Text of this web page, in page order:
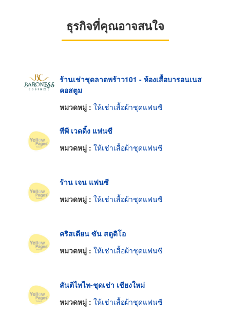
ธุรกิจที่คุณอาจสนใจ
ร้านเช่าชุดลาดพร้าว101 - ห้องเสื้อบารอนเนส
คอสตูม
หมวดหมู่ : ให้เช่าเสื้อผ้าชุดแฟนซี
พีพี เวดดิ้ง แฟนซี
หมวดหมู่ : ให้เช่าเสื้อผ้าชุดแฟนซี
ร้าน เจน แฟนซี
หมวดหมู่ : ให้เช่าเสื้อผ้าชุดแฟนซี
คริสเตียน ซัน สตูดิโอ
หมวดหมู่ : ให้เช่าเสื้อผ้าชุดแฟนซี
สันติไทไท-ชุดเช่า เชียงใหม่
หมวดหมู่ : ให้เช่าเสื้อผ้าชุดแฟนซี